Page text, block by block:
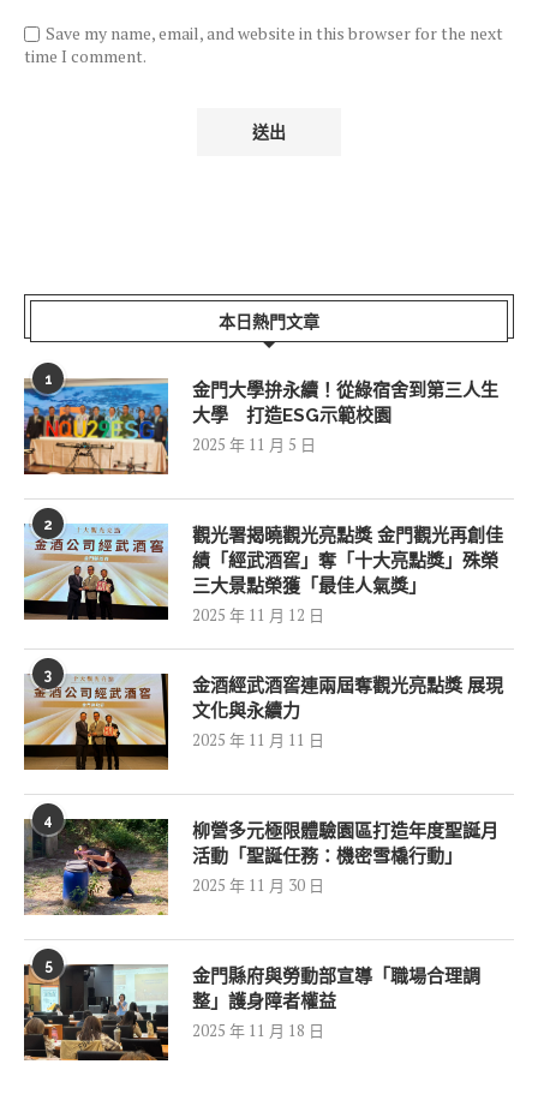
Save my name, email, and website in this browser for the next
time I comment.
本日熱門文章
1
金門大學拚永續！從綠宿舍到第三人生
大學 打造ESG示範校園
2025 年 11 月 5 日
2
觀光署揭曉觀光亮點獎 金門觀光再創佳
績「經武酒窖」奪「十大亮點獎」殊榮
三大景點榮獲「最佳人氣獎」
2025 年 11 月 12 日
3
金酒經武酒窖連兩屆奪觀光亮點獎 展現
文化與永續力
2025 年 11 月 11 日
4
柳營多元極限體驗園區打造年度聖誕月
活動「聖誕任務：機密雪橇行動」
2025 年 11 月 30 日
5
金門縣府與勞動部宣導「職場合理調
整」護身障者權益
2025 年 11 月 18 日